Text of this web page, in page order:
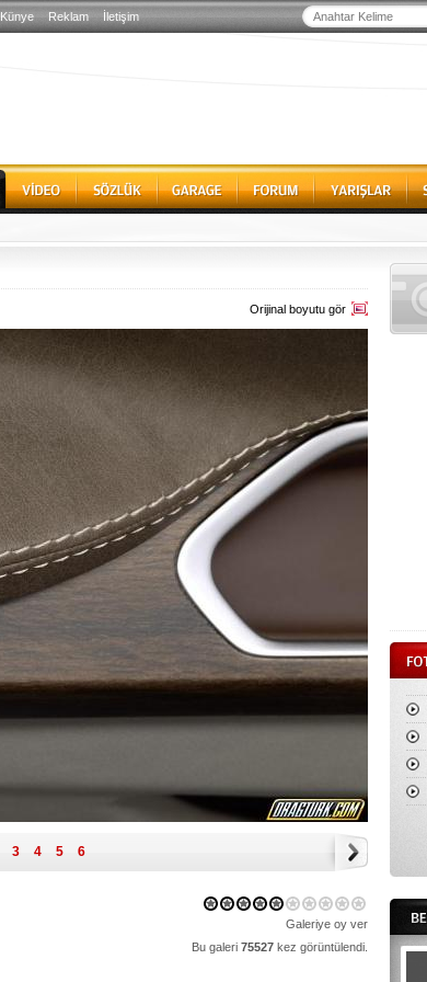
Künye Reklam İletişim
Orijinal boyutu gör
3 4 5 6
Galeriye oy ver
Bu galeri 75527 kez görüntülendi.